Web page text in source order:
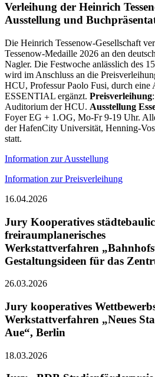
Verleihung der Heinrich
Ausstellung und
Die Heinrich Tessenow-Gesellschaft
Tessenow-Medaille 2026 an den
Nagler. Die Festwoche anlässlich des
wird im Anschluss an die
HCU, Professur Paolo Fusi, durch eine
ESSENTIAL ergänzt. Preisverleihung
Auditorium der HCU. Ausstellung
Foyer EG + 1.OG, Mo-Fr 9-19 Uhr.
der HafenCity Universität, Henning-
statt.
Information zur Ausstellung
Information zur Preisverleihung
16.04.2026
Jury Kooperatives
freiraumplanerisches
Werkstattverfahren
Gestaltungsideen für das
26.03.2026
Jury kooperatives
Werkstattverfahren „Neues
Aue“, Berlin
18.03.2026